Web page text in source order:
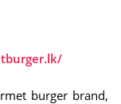
burger brand,